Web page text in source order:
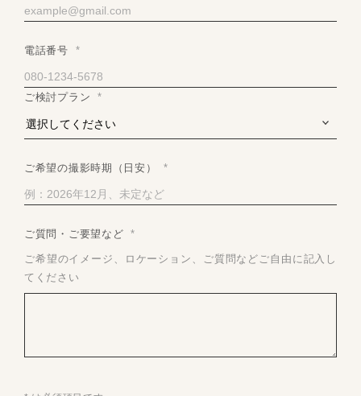
電話番号 *
ご検討プラン *
ご希望の撮影時期（日安） *
ご質問・ご要望など *
ご希望のイメージ、ロケーション、ご質問などご自由に記入し
てください